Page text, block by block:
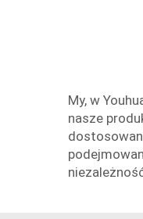
My, w
nasze